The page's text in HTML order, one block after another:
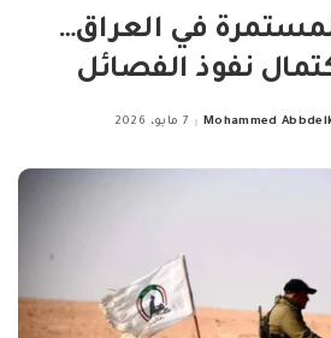
في العراق…
نفوذ الفصائل
Mohammed 7 مايو، 2026